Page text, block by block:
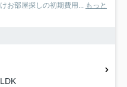
お部屋探しの初期費用...
もっと